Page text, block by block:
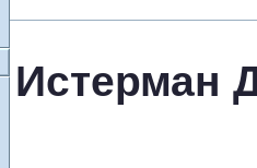
Истерман